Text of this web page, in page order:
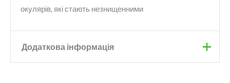
окулярів, які стають незнищенними
Додаткова інформація